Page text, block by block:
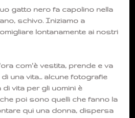
gatto nero fa capolino nella
schivo. Iniziamo a
lontanamente ai nostri
com'è vestita, prende e va
una vita... alcune fotografie
vita per gli uomini è
poi sono quelli che fanno la
qui una donna, dispersa